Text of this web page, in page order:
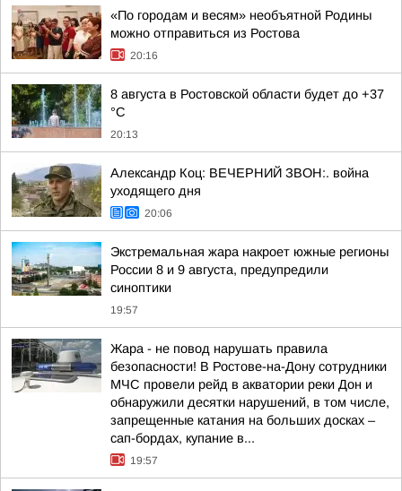
«По городам и весям» необъятной Родины
можно отправиться из Ростова
20:16
8 августа в Ростовской области будет до +37
°C
20:13
Александр Коц: ВЕЧЕРНИЙ ЗВОН:. война
уходящего дня
20:06
Экстремальная жара накроет южные регионы
России 8 и 9 августа, предупредили
синоптики
19:57
Жара - не повод нарушать правила
безопасности! В Ростове-на-Дону сотрудники
МЧС провели рейд в акватории реки Дон и
обнаружили десятки нарушений, в том числе,
запрещенные катания на больших досках –
сап-бордах, купание в...
19:57